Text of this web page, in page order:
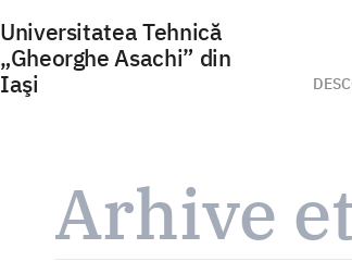
Universitatea Tehnică
„Gheorghe Asachi” din
Iaşi
Arhive